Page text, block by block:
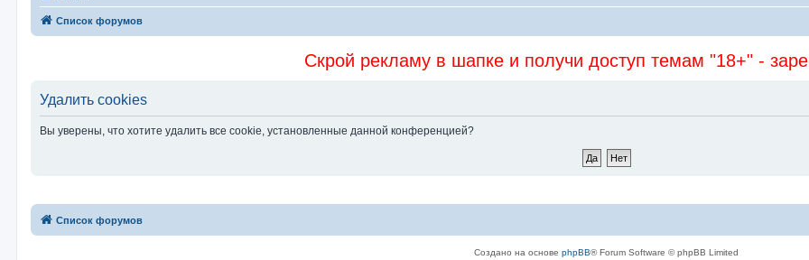
Список форумов
Скрой рекламу в шапке и получи доступ темам "18+" -
Удалить cookies
Вы уверены, что хотите удалить все cookie, установленные данной конференцией?
Список форумов
Создано на основеphpBB® Forum Software © phpBB Limited